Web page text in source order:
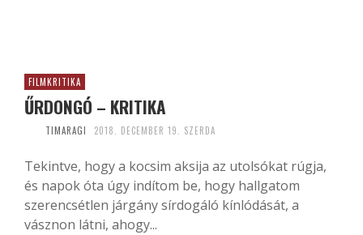
FILMKRITIKA
ŰRDONGÓ – KRITIKA
TIMARAGI 2018. DECEMBER 19. SZERDA
Tekintve, hogy a kocsim aksija az utolsókat rúgja,
és napok óta úgy indítom be, hogy hallgatom
szerencsétlen járgány sírdogáló kínlódását, a
vásznon látni, ahogy...